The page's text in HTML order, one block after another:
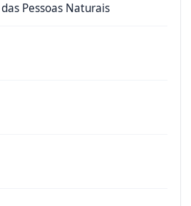
Pessoas Naturais